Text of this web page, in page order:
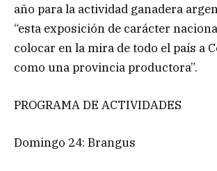
año para la actividad ganadera
“esta exposición de carácter
colocar en la mira de todo el país a
como una provincia productora”.
PROGRAMA DE ACTIVIDADES
Domingo 24: Brangus